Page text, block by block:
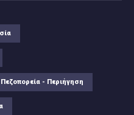
Πεζοπορεία - Περιήγηση